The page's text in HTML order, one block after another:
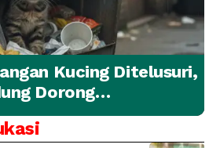
Kucing Ditelusuri,
Dorong
yang